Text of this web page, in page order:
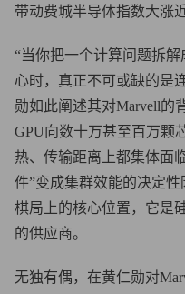
带动费城半导体指数大涨近
“当你把一个计算问题拆
心时，真正不可或缺的是
勋如此阐述其对Marvell的
GPU向数十万甚至百万颗
热、传输距离上都集体面
件”变成集群效能的决定性
棋局上的核心位置，它是
的供应商。
无独有偶，在黄仁勋对